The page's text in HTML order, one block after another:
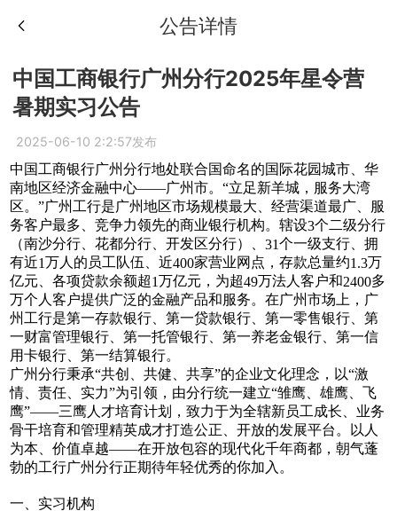
公告详情
中国工商银行广州分行2025年星令营
暑期实习公告
2025-06-10 2:2:57发布
中国工商银行广州分行地处联合国命名的国际花园城市、华
南地区经济金融中心——广州市。“立足新羊城，服务大湾
区。”广州工行是广州地区市场规模最大、经营渠道最广、服
务客户最多、竞争力领先的商业银行机构。辖设3个二级分行
（南沙分行、花都分行、开发区分行）、 31个一级支行、拥
有近1万人的员工队伍、近400家营业网点，存款总量约1.3万
亿元、各项贷款余额超1万亿元，为超49万法人客户和2400多
万个人客户提供广泛的金融产品和服务。在广州市场上，广
州工行是第一存款银行、第一贷款银行、第一零售银行、第
一财富管理银行、第一托管银行、第一养老金银行、第一信
用卡银行、第一结算银行。
广州分行秉承“共创、共健、共享”的企业文化理念，以“激
情、责任、实力”为引领，由分行统一建立“雏鹰、雄鹰、飞
鹰”——三鹰人才培育计划，致力于为全辖新员工成长、业务
骨干培育和管理精英成才打造公正、开放的发展平台。以人
为本、价值卓越——在开放包容的现代化千年商都，朝气蓬
勃的工行广州分行正期待年轻优秀的你加入。
一、实习机构